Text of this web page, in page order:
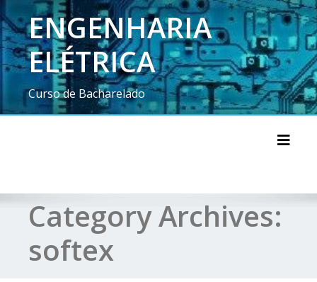
ENGENHARIA
ELÉTRICA
Curso de Bacharelado
Category Archives:
softex